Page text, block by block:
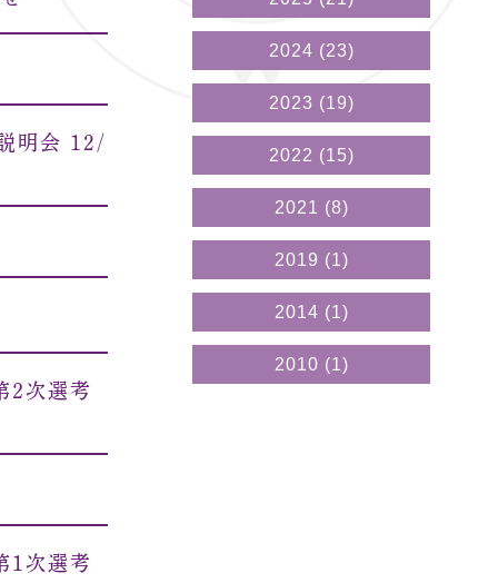
明会 12/
２次選考
１次選考
2024 (23)
2023 (19)
2022 (15)
2021 (8)
2019 (1)
2014 (1)
2010 (1)